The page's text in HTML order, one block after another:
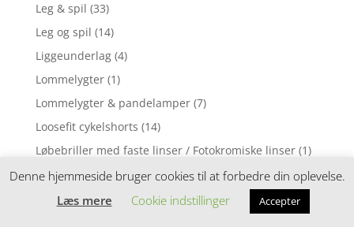
Leg & spil (33)
Leg og spil (14)
Liggeunderlag (4)
Lommelygter (1)
Lommelygter & pandelamper (7)
Loosefit cykelshorts (14)
Løbebriller med faste linser / Fotokromiske linser (1)
Løbebriller med styrke (2)
Løbecykel (31)
Denne hjemmeside bruger cookies til at forbedre din oplevelse.
Læs mere
Cookie indstillinger Accepter